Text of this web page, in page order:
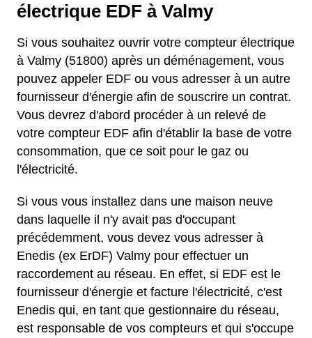
électrique EDF à Valmy
Si vous souhaitez ouvrir votre compteur électrique
à Valmy (51800) après un déménagement, vous
pouvez appeler EDF ou vous adresser à un autre
fournisseur d'énergie afin de souscrire un contrat.
Vous devrez d'abord procéder à un relevé de
votre compteur EDF afin d'établir la base de votre
consommation, que ce soit pour le gaz ou
l'électricité.
Si vous vous installez dans une maison neuve
dans laquelle il n'y avait pas d'occupant
précédemment, vous devez vous adresser à
Enedis (ex ErDF) Valmy pour effectuer un
raccordement au réseau. En effet, si EDF est le
fournisseur d'énergie et facture l'électricité, c'est
Enedis qui, en tant que gestionnaire du réseau,
est responsable de vos compteurs et qui s'occupe